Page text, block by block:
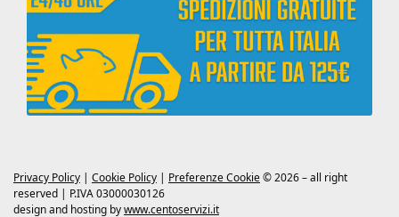
Privacy Policy | Cookie Policy | Preferenze Cookie© 2026 – all right
reserved | P.IVA 03000030126
design and hosting bywww.centoservizi.it